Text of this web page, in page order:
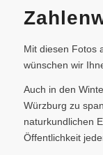
Mit diesen Fotos
wünschen wir
Auch in den
Würzburg zu
naturkundlichen
Öffentlichkeit